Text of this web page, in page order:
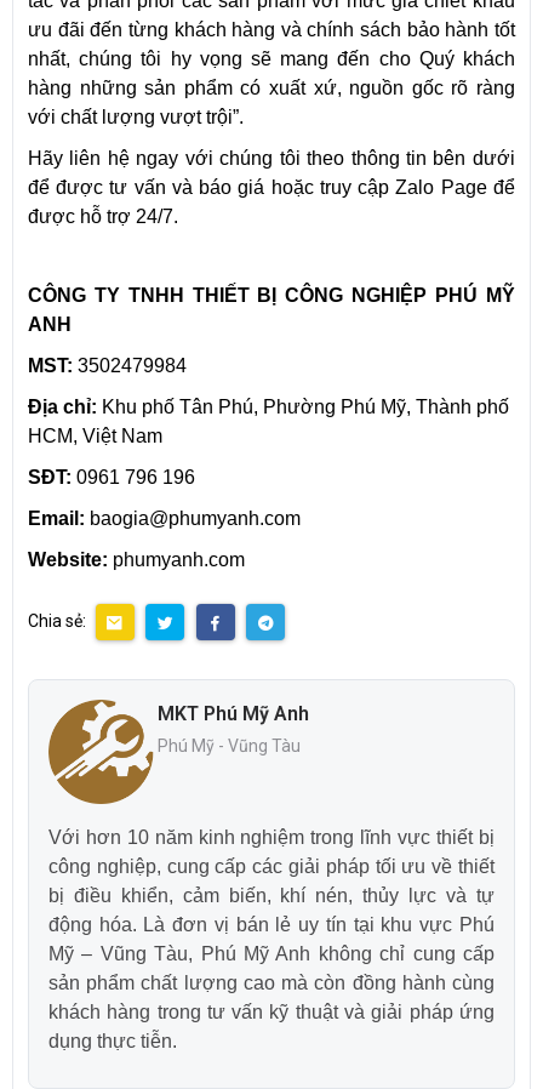
ưu đãi đến từng khách hàng và chính sách bảo hành tốt
nhất, chúng tôi hy vọng sẽ mang đến cho Quý khách
hàng những sản phẩm có xuất xứ, nguồn gốc rõ ràng
với chất lượng vượt trội”.
Hãy liên hệ ngay với chúng tôi theo thông tin bên dưới
để được tư vấn và báo giá hoặc truy cập Zalo Page để
được hỗ trợ 24/7.
CÔNG TY TNHH THIẾT BỊ CÔNG NGHIỆP PHÚ MỸ
ANH
MST: 3502479984
Địa chỉ: Khu phố Tân Phú, Phường Phú Mỹ, Thành phố
HCM, Việt Nam
SĐT: 0961 796 196
Email: baogia@phumyanh.com
Website: phumyanh.com
Chia sẻ:
MKT Phú Mỹ Anh
Phú Mỹ - Vũng Tàu
Với hơn 10 năm kinh nghiệm trong lĩnh vực thiết bị
công nghiệp, cung cấp các giải pháp tối ưu về thiết
bị điều khiển, cảm biến, khí nén, thủy lực và tự
động hóa. Là đơn vị bán lẻ uy tín tại khu vực Phú
Mỹ – Vũng Tàu, Phú Mỹ Anh không chỉ cung cấp
sản phẩm chất lượng cao mà còn đồng hành cùng
khách hàng trong tư vấn kỹ thuật và giải pháp ứng
dụng thực tiễn.